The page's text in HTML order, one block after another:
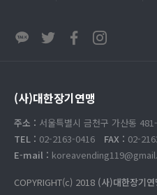
(사)대한장기연맹
주소 : 서울특별시 금천구 가산동
TEL : 02-2163-0416 FAX : 02-
E-mail :
COPYRIGHT(c) 2018 (사)대한장기연